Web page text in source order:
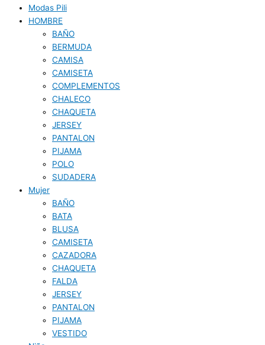
Modas Pili
HOMBRE
BAÑO
BERMUDA
CAMISA
CAMISETA
COMPLEMENTOS
CHALECO
CHAQUETA
JERSEY
PANTALON
PIJAMA
POLO
SUDADERA
Mujer
BAÑO
BATA
BLUSA
CAMISETA
CAZADORA
CHAQUETA
FALDA
JERSEY
PANTALON
PIJAMA
VESTIDO